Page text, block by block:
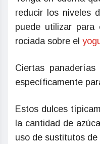
reducir los niveles
puede utilizar
rociada sobre el
Ciertas
específicamente
Estos dulces
la cantidad de
uso de sustitutos